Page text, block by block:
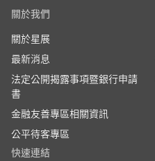
關於我們
關於星展
最新消息
法定公開揭露事項暨銀行申請
書
金融友善專區相關資訊
公平待客專區
快速連結